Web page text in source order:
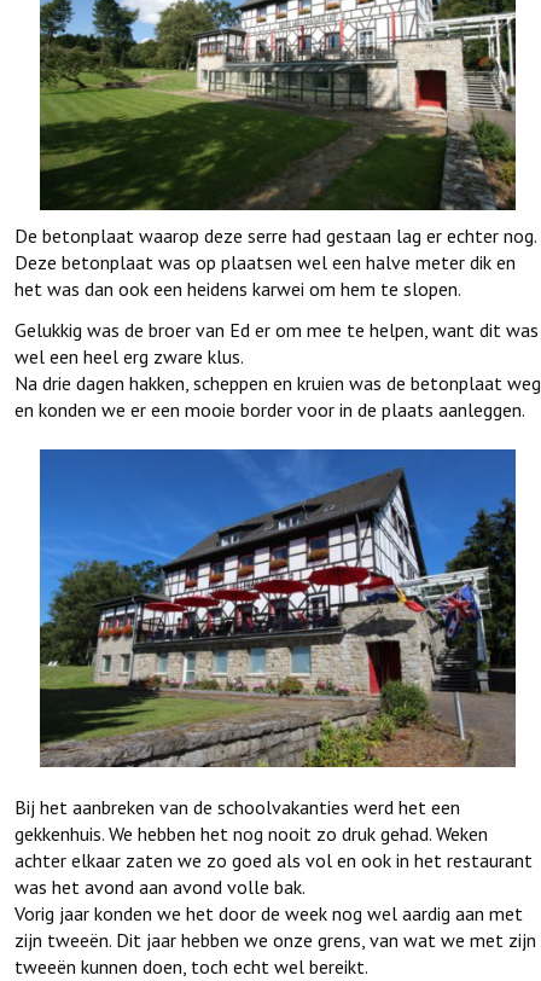
De betonplaat waarop deze serre had gestaan lag er echter nog.
Deze betonplaat was op plaatsen wel een halve meter dik en
het was dan ook een heidens karwei om hem te slopen.
Gelukkig was de broer van Ed er om mee te helpen, want dit was
wel een heel erg zware klus.
Na drie dagen hakken, scheppen en kruien was de betonplaat weg
en konden we er een mooie border voor in de plaats aanleggen.
Bij het aanbreken van de schoolvakanties werd het een
gekkenhuis. We hebben het nog nooit zo druk gehad. Weken
achter elkaar zaten we zo goed als vol en ook in het restaurant
was het avond aan avond volle bak.
Vorig jaar konden we het door de week nog wel aardig aan met
zijn tweeën. Dit jaar hebben we onze grens, van wat we met zijn
tweeën kunnen doen, toch echt wel bereikt.